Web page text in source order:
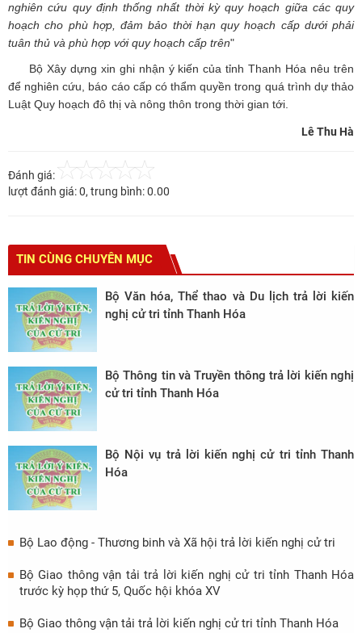
nghiên cứu quy định thống nhất thời kỳ quy hoạch giữa các quy
hoạch cho phù hợp, đảm bảo thời hạn quy hoạch cấp dưới phải
tuân thủ và phù hợp với quy hoạch cấp trên"
Bộ Xây dựng xin ghi nhận ý kiến của tỉnh Thanh Hóa nêu trên
để nghiên cứu, báo cáo cấp có thẩm quyền trong quá trình dự thảo
Luật Quy hoạch đô thị và nông thôn trong thời gian tới.
Lê Thu Hà
Đánh giá:
lượt đánh giá:0, trung bình:0.00
TIN CÙNG CHUYÊN MỤC
Bộ Văn hóa, Thể thao và Du lịch trả lời kiến
nghị cử tri tỉnh Thanh Hóa
Bộ Thông tin và Truyền thông trả lời kiến nghị
cử tri tỉnh Thanh Hóa
Bộ Nội vụ trả lời kiến nghị cử tri tỉnh Thanh
Hóa
Bộ Lao động - Thương binh và Xã hội trả lời kiến nghị cử tri
Bộ Giao thông vận tải trả lời kiến nghị cử tri tỉnh Thanh Hóa
trước kỳ họp thứ 5, Quốc hội khóa XV
Bộ Giao thông vận tải trả lời kiến nghị cử tri tỉnh Thanh Hóa